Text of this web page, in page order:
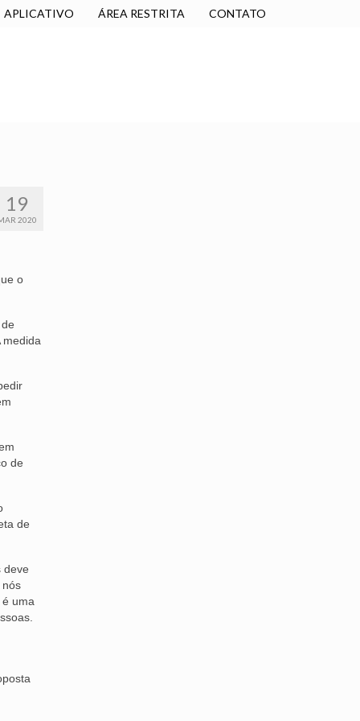
APLICATIVO ÁREA RESTRITA CONTATO
19
2020
o
medida
de
de
deve
nós
uma